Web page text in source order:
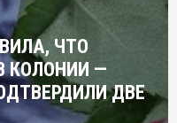
ЧТО
КОЛОНИИ —
ДВЕ